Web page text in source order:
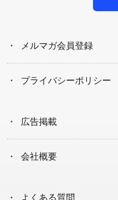
メルマガ会員登録
プライバシーポリシー
広告掲載
会社概要
よくある質問